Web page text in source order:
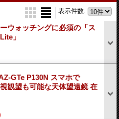
表示件数:
ウォッチングに必須の「ス
」
GTe P130N スマホで
観望も可能な天体望遠鏡 在